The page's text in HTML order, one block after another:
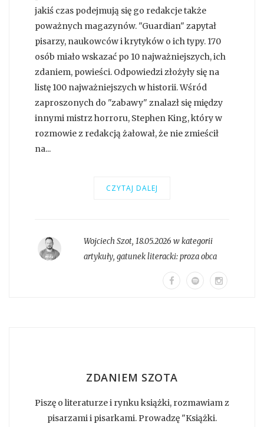
jakiś czas podejmują się go redakcje także
poważnych magazynów. "Guardian" zapytał
pisarzy, naukowców i krytyków o ich typy. 170
osób miało wskazać po 10 najważniejszych, ich
zdaniem, powieści. Odpowiedzi złożyły się na
listę 100 najważniejszych w historii. Wśród
zaproszonych do "zabawy" znalazł się między
innymi mistrz horroru, Stephen King, który w
rozmowie z redakcją żałował, że nie zmieścił
na...
CZYTAJ DALEJ
Wojciech Szot, 18.05.2026 w kategorii
artykuły, gatunek literacki:proza obca
ZDANIEM SZOTA
Piszę o literaturze i rynku książki, rozmawiam z
pisarzami i pisarkami. Prowadzę "Książki.